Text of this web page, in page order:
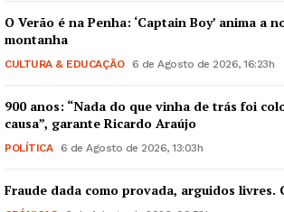
Guimarães,
O Verão é na Penha: ‘Captain Boy’ anima a
montanha
CULTURA & EDUCAÇÃO 6 de Agosto de 2026, 16:23h
900 anos: “Nada do que vinha de trás foi
causa”, garante Ricardo Araújo
POLÍTICA 6 de Agosto de 2026, 13:03h
Fraude dada como provada, arguidos livres.